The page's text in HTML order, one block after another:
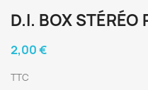
D.I. BOX STÉRÉO
2,00 €
TTC